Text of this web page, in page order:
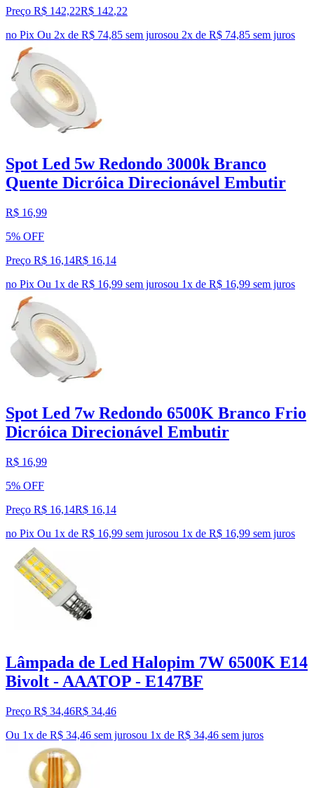
Preço R$ 142,22R$ 142,22
no Pix Ou 2x de R$ 74,85 sem jurosou 2x de R$ 74,85 sem juros
Spot Led 5w Redondo 3000k Branco
Quente Dicróica Direcionável Embutir
R$ 16,99
5% OFF
Preço R$ 16,14R$ 16,14
no Pix Ou 1x de R$ 16,99 sem jurosou 1x de R$ 16,99 sem juros
Spot Led 7w Redondo 6500K Branco Frio
Dicróica Direcionável Embutir
R$ 16,99
5% OFF
Preço R$ 16,14R$ 16,14
no Pix Ou 1x de R$ 16,99 sem jurosou 1x de R$ 16,99 sem juros
Lâmpada de Led Halopim 7W 6500K E14
Bivolt - AAATOP - E147BF
Preço R$ 34,46R$ 34,46
Ou 1x de R$ 34,46 sem jurosou 1x de R$ 34,46 sem juros